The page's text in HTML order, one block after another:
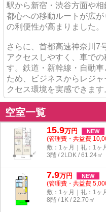
駅から新宿・渋谷方面や相
都心への移動ルートが広
の利便性が高まりました。
さらに、首都高速神奈川7
アクセスしやすく、車で
す。鉄道・新幹線・自動
ため、ビジネスからレジ
クセス環境を実感できます
空室一覧
15.9万円 NEW
(管理費・共益費
敷：1ヶ月｜礼：1ヶ
3階 / 2LDK / 61.24㎡
7.9万円 NEW
(管理費・共益費
敷：1ヶ月｜礼：1ヶ
8階 / 1K / 22.70㎡